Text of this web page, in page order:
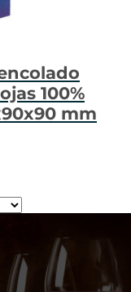
100%
mm